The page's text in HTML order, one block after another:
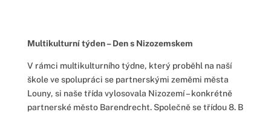
Multikulturní týden – Den s Nizozemskem
V rámci multikulturního týdne, který proběhl na naší
škole ve spolupráci se partnerskými zeměmi města
Louny, si naše třída vylosovala Nizozemí – konkrétně
partnerské město Barendrecht. Společně se třídou 8. B